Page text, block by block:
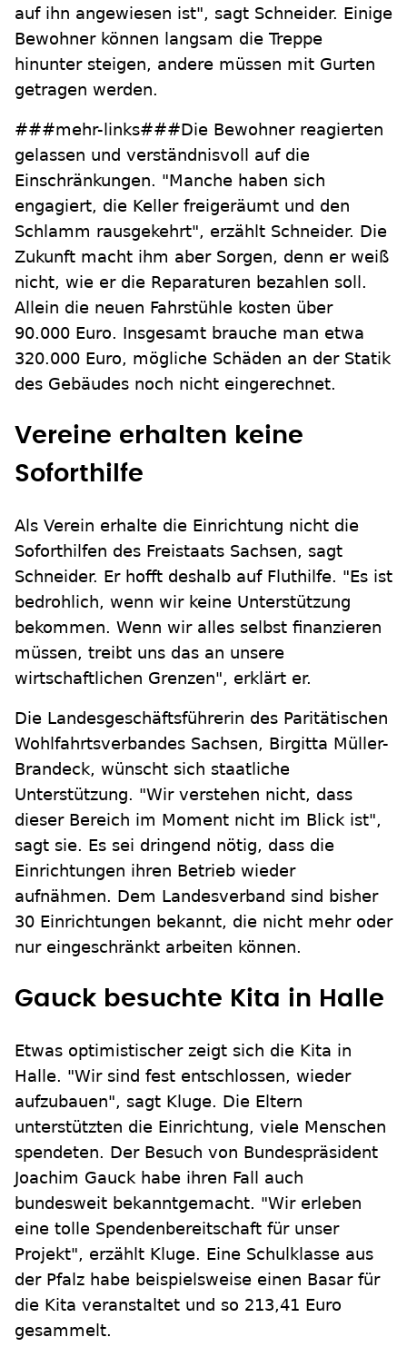
auf ihn angewiesen ist", sagt Schneider. Einige
Bewohner können langsam die Treppe
hinunter steigen, andere müssen mit Gurten
getragen werden.
###mehr-links###Die Bewohner reagierten
gelassen und verständnisvoll auf die
Einschränkungen. "Manche haben sich
engagiert, die Keller freigeräumt und den
Schlamm rausgekehrt", erzählt Schneider. Die
Zukunft macht ihm aber Sorgen, denn er weiß
nicht, wie er die Reparaturen bezahlen soll.
Allein die neuen Fahrstühle kosten über
90.000 Euro. Insgesamt brauche man etwa
320.000 Euro, mögliche Schäden an der Statik
des Gebäudes noch nicht eingerechnet.
Vereine erhalten keine
Soforthilfe
Als Verein erhalte die Einrichtung nicht die
Soforthilfen des Freistaats Sachsen, sagt
Schneider. Er hofft deshalb auf Fluthilfe. "Es ist
bedrohlich, wenn wir keine Unterstützung
bekommen. Wenn wir alles selbst finanzieren
müssen, treibt uns das an unsere
wirtschaftlichen Grenzen", erklärt er.
Die Landesgeschäftsführerin des Paritätischen
Wohlfahrtsverbandes Sachsen, Birgitta Müller-
Brandeck, wünscht sich staatliche
Unterstützung. "Wir verstehen nicht, dass
dieser Bereich im Moment nicht im Blick ist",
sagt sie. Es sei dringend nötig, dass die
Einrichtungen ihren Betrieb wieder
aufnähmen. Dem Landesverband sind bisher
30 Einrichtungen bekannt, die nicht mehr oder
nur eingeschränkt arbeiten können.
Gauck besuchte Kita in Halle
Etwas optimistischer zeigt sich die Kita in
Halle. "Wir sind fest entschlossen, wieder
aufzubauen", sagt Kluge. Die Eltern
unterstützten die Einrichtung, viele Menschen
spendeten. Der Besuch von Bundespräsident
Joachim Gauck habe ihren Fall auch
bundesweit bekanntgemacht. "Wir erleben
eine tolle Spendenbereitschaft für unser
Projekt", erzählt Kluge. Eine Schulklasse aus
der Pfalz habe beispielsweise einen Basar für
die Kita veranstaltet und so 213,41 Euro
gesammelt.